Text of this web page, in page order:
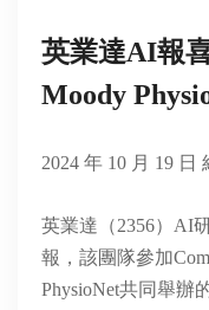
英業達AI報
Moody
2024 年 10 月 19
英業達（2356）AI
報，該團隊參加
PhysioNet共同舉辦